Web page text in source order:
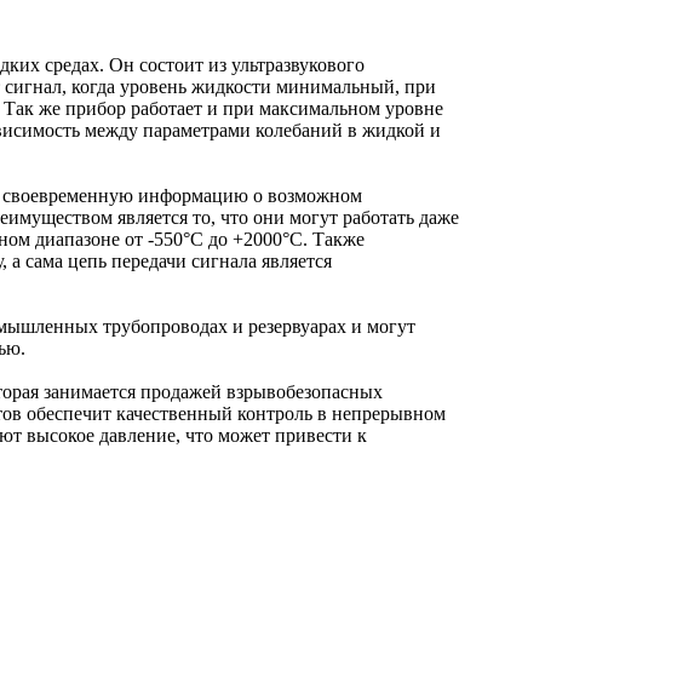
средах. Он состоит из ультразвукового
когда уровень жидкости минимальный, при
же прибор работает и при максимальном уровне
между параметрами колебаний в жидкой и
своевременную информацию о возможном
является то, что они могут работать даже
диапазоне от -550°С до +2000°С. Также
сама цепь передачи сигнала является
трубопроводах и резервуарах и могут
занимается продажей взрывобезопасных
обеспечит качественный контроль в непрерывном
высокое давление, что может привести к